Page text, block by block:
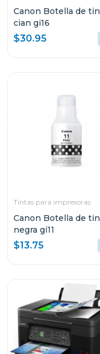
Canon Botella de
cian gi16
$30.95
Tintas para impresoras
Canon Botella de
negra gi11
$13.75